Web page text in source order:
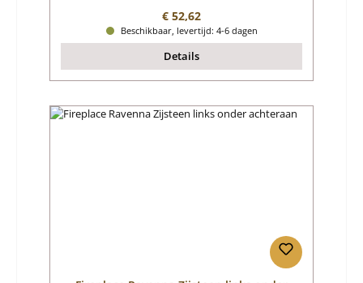
Normale prijs:
€ 52,62
Beschikbaar, levertijd: 4-6 dagen
Details